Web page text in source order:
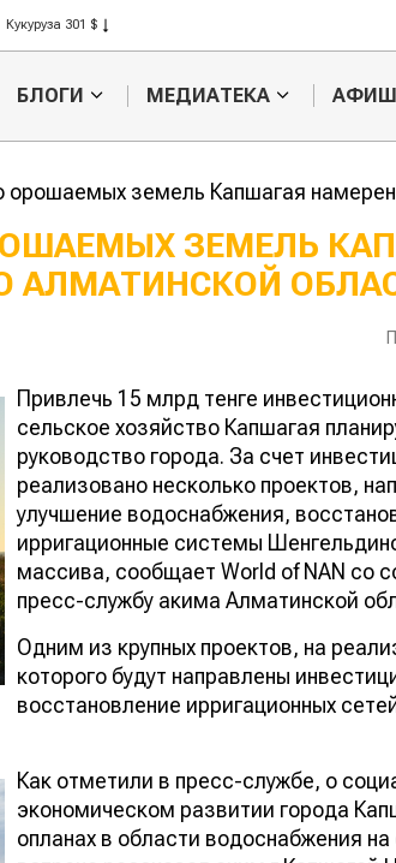
Рис 408 $
Пшеница 423 $
БЛОГИ МЕДИАТЕКА
орошаемых земель Капшагая
ЗЕМЕЛЬ
АЛМАТИНСКОЙ
Привлечь 15 млрд тенге
сельское хозяйство Капшагая
руководство города. За счет
реализовано несколько проектов,
улучшение водоснабжения,
ирригационные системы
массива, сообщает World of NAN со
пресс-службу акима Алматинской
Одним из крупных проектов, на
которого будут направлены
восстановление ирригационных
Как отметили в пресс-службе, о
экономическом развитии города
опланах в области водоснабжения на
Картофельные